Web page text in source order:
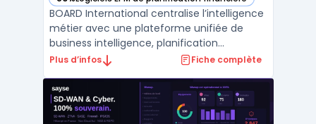
— voir BOARD International dans cette catégorie
BOARD International centralise l’intelligence
métier avec une plateforme unifiée de
business intelligence, planification
d’entreprise et analytique prédictive. Les
données croissants traitent souvent des
limites avec certains outils, notamment en
Plus d’infos Fiche complète